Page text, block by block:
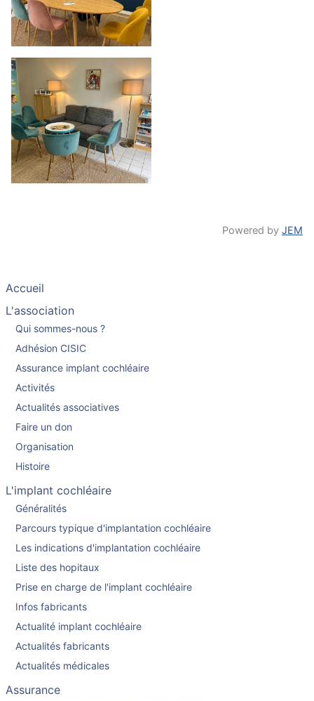
Powered by JEM
Accueil
L'association
Qui sommes-nous ?
Adhésion CISIC
Assurance implant cochléaire
Activités
Actualités associatives
Faire un don
Organisation
Histoire
L'implant cochléaire
Généralités
Parcours typique d'implantation cochléaire
Les indications d'implantation cochléaire
Liste des hopitaux
Prise en charge de l'implant cochléaire
Infos fabricants
Actualité implant cochléaire
Actualités fabricants
Actualités médicales
Assurance